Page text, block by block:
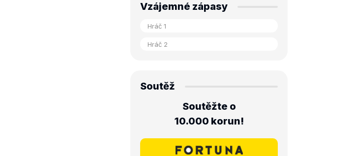
Vzájemné zápasy
Soutěž
Soutěžte o
10.000 korun!